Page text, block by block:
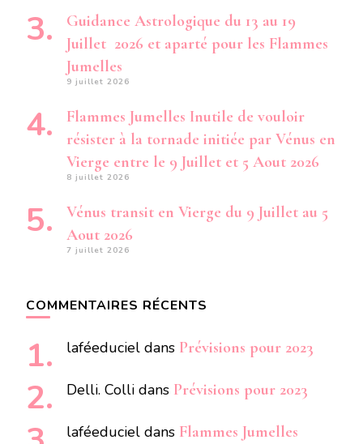
Guidance Astrologique du 13 au 19
Juillet 2026 et aparté pour les Flammes
Jumelles
9 juillet 2026
Flammes Jumelles Inutile de vouloir
résister à la tornade initiée par Vénus en
Vierge entre le 9 Juillet et 5 Aout 2026
8 juillet 2026
Vénus transit en Vierge du 9 Juillet au 5
Aout 2026
7 juillet 2026
COMMENTAIRES RÉCENTS
laféeduciel dans Prévisions pour 2023
Delli. Colli dans Prévisions pour 2023
laféeduciel dans Flammes Jumelles